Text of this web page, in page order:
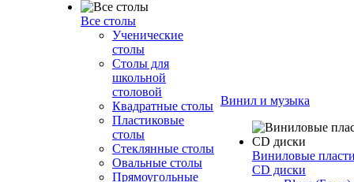
Все столы
Ученические
столы
Столы для
школьной
столовой
Квадратные столы
Пластиковые
столы
Стеклянные столы
Овальные столы
Прямоугольные
Винил и музыка
Виниловые
CD диски